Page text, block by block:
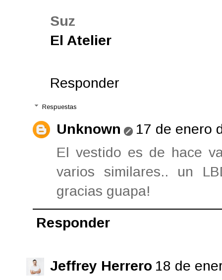
Suz
El Atelier
Responder
Respuestas
Unknown
17 de enero
El vestido es de hace
varios similares.. un
gracias guapa!
Responder
Jeffrey Herrero 18 de